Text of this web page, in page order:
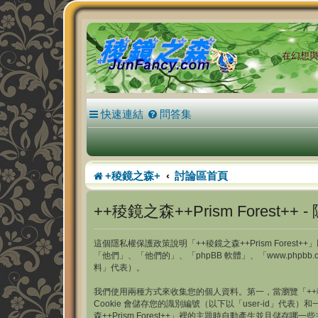
在幻想
快速連結 問答集
+稜鏡之森+ 討論區首頁
++稜鏡之森++Prism Forest++ -
這個隱私權保護政策說明「++稜鏡之森++Prism Forest++
「他們」、「他們的」、「phpBB 軟體」、「
料」代表）。
我們使用兩種方式來收集您的個人資料。第一，當瀏覽「
Cookie 會儲存您的識別編號（以下以「user-id」代表）
森++Prism Forest++」裡的主題時自動產生並且儲存哪一